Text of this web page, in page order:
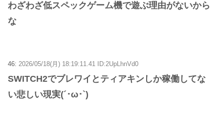
わざわざ低スペックゲーム機で遊ぶ理由がないから
な
46: 2026/05/18(月) 18:19:11.41 ID:2UpLhnVd0
SWITCH2でブレワイとティアキンしか稼働してな
い悲しい現実(´･ω･`)